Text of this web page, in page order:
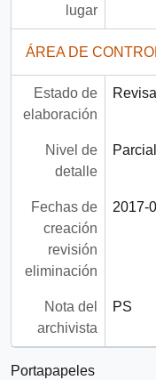
lugar
ÁREA DE
Estado de
elaboración
Nivel de
detalle
Parcial
Fechas de
creación
revisión
eliminación
2017-
Nota del
archivista
PS
Portapapeles